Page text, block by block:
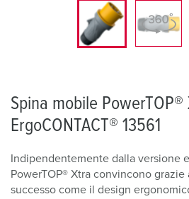
Spina mobile PowerTOP®
ErgoCONTACT® 13561
Indipendentemente dalla versione
PowerTOP® Xtra convincono
successo come il design